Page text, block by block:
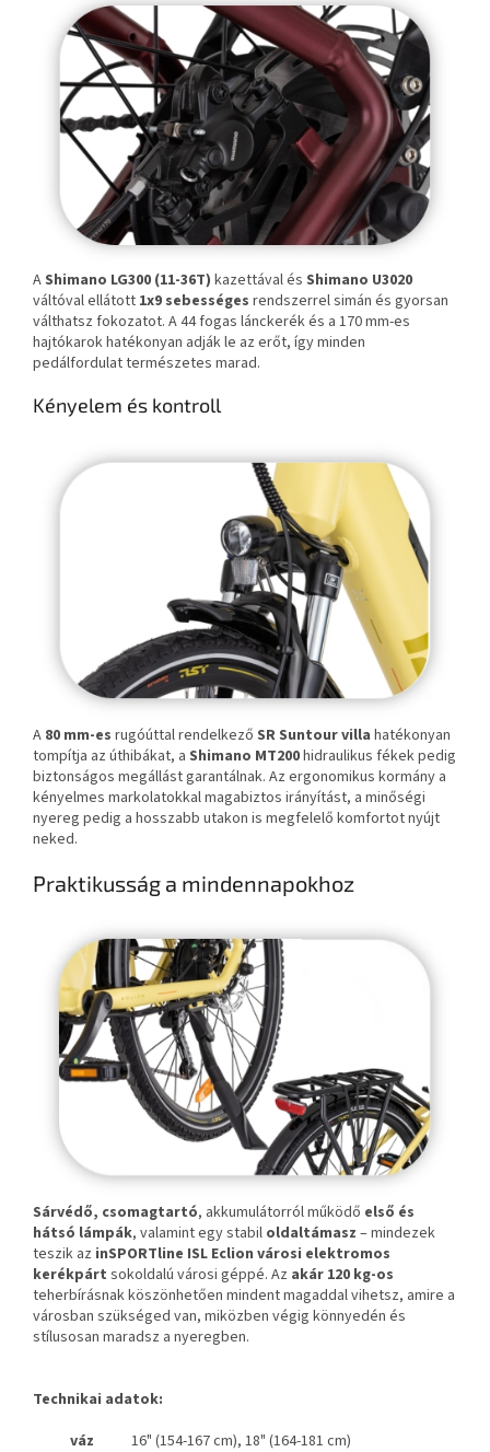
AShimano LG300 (11-36T) kazettával és Shimano U3020
váltóval ellátott 1x9 sebességes rendszerrel simán és gyorsan
válthatsz fokozatot. A 44 fogas lánckerék és a 170 mm-es
hajtókarok hatékonyan adják le az erőt, így minden
pedálfordulat természetes marad.
Kényelem és kontroll
A 80 mm-es rugóúttal rendelkező SR Suntour villa hatékonyan
tompítja az úthibákat, a Shimano MT200hidraulikus fékek pedig
biztonságos megállást garantálnak. Az ergonomikus kormány a
kényelmes markolatokkal magabiztos irányítást, a minőségi
nyereg pedig a hosszabb utakon is megfelelő komfortot nyújt
neked.
Praktikusság a mindennapokhoz
Sárvédő, csomagtartó, akkumulátorról működő első és
hátsó lámpák, valamint egy stabil oldaltámasz – mindezek
teszik az inSPORTline ISL Eclion városi elektromos
kerékpárt sokoldalú városi géppé. Az akár 120 kg-os
teherbírásnak köszönhetően mindent magaddal vihetsz, amire a
városban szükséged van, miközben végig könnyedén és
stílusosan maradsz a nyeregben.
Technikai adatok:
váz
16" (154-167 cm), 18" (164-181 cm)